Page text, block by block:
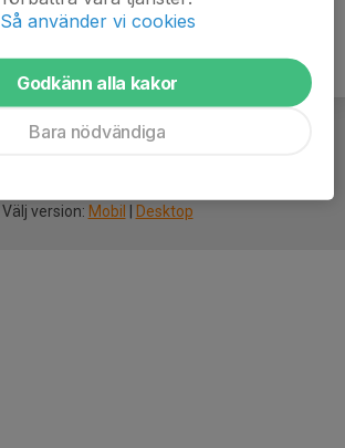
Välj version: Mobil Desktop
Så använder vi cookies
Godkänn alla kakor
Bara nödvändiga